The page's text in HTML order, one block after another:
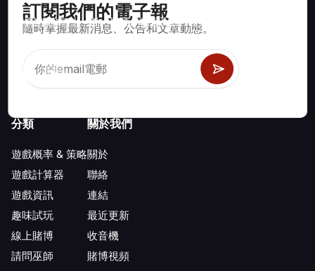
訂閱我們的電子報
隨時掌握最新消息、公告和文章動態。
賭場遊戲如二十一點、骰寶、輪盤及數百種其他可玩遊戲的數學
正確策略與資訊。
分類
遊戲概率 & 策略
遊戲計算器
遊戲資訊
趣味試玩
線上賭博
請問巫師
關於我們
關於
聯絡
連結
最近更新
收音機
賭博視頻